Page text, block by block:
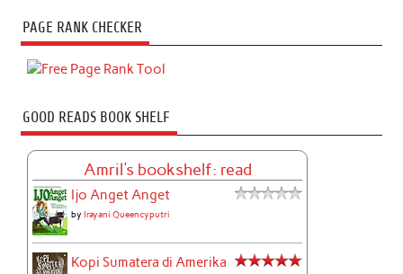
PAGE RANK CHECKER
GOOD READS BOOK SHELF
Amril's bookshelf: read
Ijo Anget Anget
byIrayani Queencyputri
Kopi Sumatera di Amerika